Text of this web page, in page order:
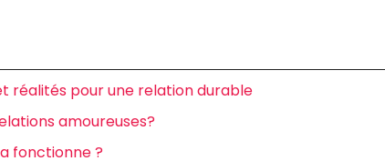
réalités pour une relation durable
amoureuses?
fonctionne ?